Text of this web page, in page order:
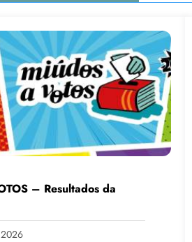
– Resultados da